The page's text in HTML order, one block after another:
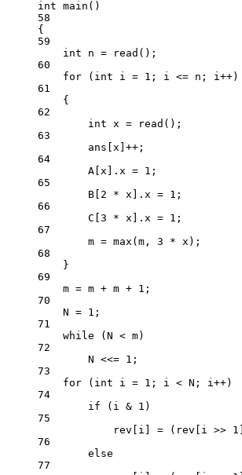
int main ()
58
{
59
int n = read ();
60
for ( int i = 1 ; i <= n; i++)
61
{
62
int x = read ();
63
ans[x] ++ ;
64
A[x].x = 1 ;
65
B[ 2 * x].x = 1 ;
66
C[ 3 * x].x = 1 ;
67
m = max (m, 3 * x);
68
}
69
m = m + m + 1 ;
70
N = 1 ;
71
while (N < m)
72
N <<= 1 ;
73
for ( int i = 1 ; i < N; i++)
74
if (i & 1 )
75
rev[i] = (rev[i >> 1
76
else
77